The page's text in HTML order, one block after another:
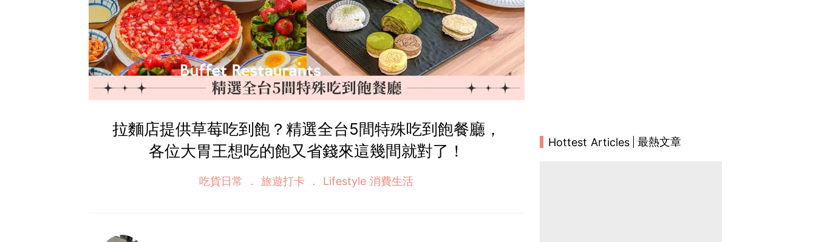
拉麵店提供草莓吃到飽？精選全台5間特殊吃到飽餐廳，
各位大胃王想吃的飽又省錢來這幾間就對了！
吃貨日常 旅遊打卡 Lifestyle 消費生活
Hottest Articles 最熱文章